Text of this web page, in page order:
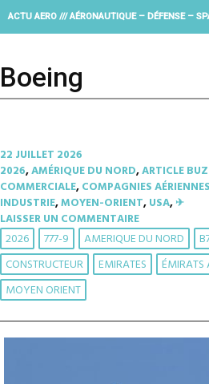
ACTU AERO /// AÉRONAUTIQUE – DÉFENSE –
Boeing
22 JUILLET 2026
2026,AMÉRIQUE DU NORD,ARTICLE
COMMERCIALE,COMPAGNIES AÉRIENNES
INDUSTRIE,MOYEN-ORIENT,USA,✈︎
LAISSER UN COMMENTAIRE
2026 777-9 AMERIQUE DU NORD
CONSTRUCTEUR
EMIRATES ÉMIRATS
MOYEN ORIENT